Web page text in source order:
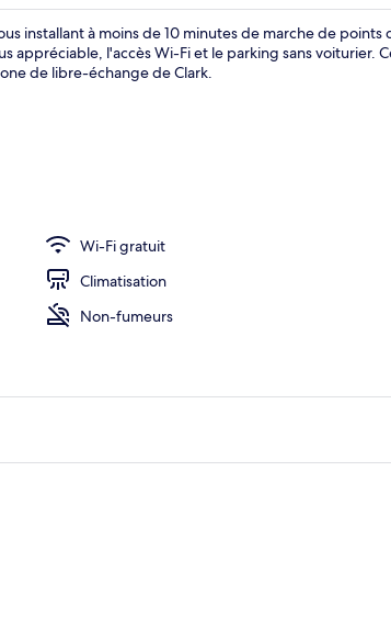
installant à moins de 10 minutes de marche de points
appréciable, l'accès Wi-Fi et le parking sans voiturier.
de libre-échange de Clark.
Wi-Fi gratuit
Climatisation
Non-fumeurs